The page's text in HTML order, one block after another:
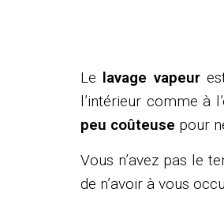
Le lavage vapeur
l’intérieur comme à
peu coûteuse pour
Vous n’avez pas le
de n’avoir à vous